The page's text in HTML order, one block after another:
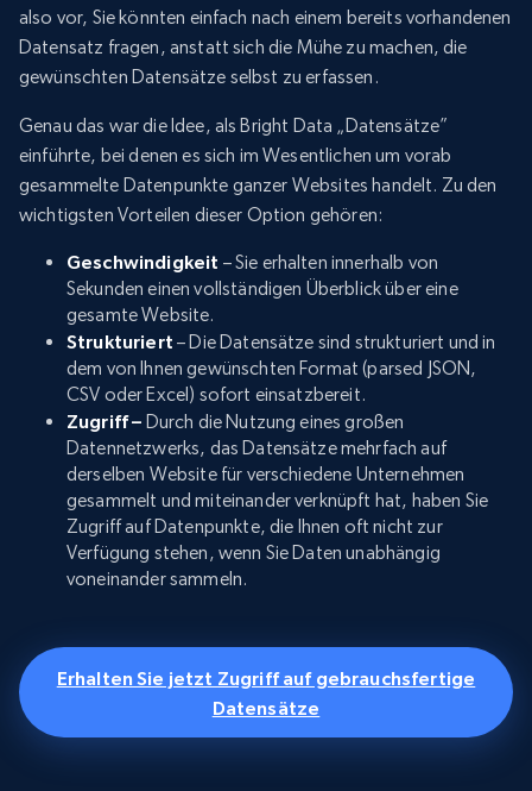
also vor, Sie könnten einfach nach einem bereits vorhandenen
Datensatz fragen, anstatt sich die Mühe zu machen, die
gewünschten Datensätze selbst zu erfassen.
Genau das war die Idee, als Bright Data „Datensätze”
einführte, bei denen es sich im Wesentlichen um vorab
gesammelte Datenpunkte ganzer Websites handelt. Zu den
wichtigsten Vorteilen dieser Option gehören:
Geschwindigkeit – Sie erhalten innerhalb von
Sekunden einen vollständigen Überblick über eine
gesamte Website.
Strukturiert – Die Datensätze sind strukturiert und in
dem von Ihnen gewünschten Format (parsed JSON,
CSV oder Excel) sofort einsatzbereit.
Zugriff – Durch die Nutzung eines großen
Datennetzwerks, das Datensätze mehrfach auf
derselben Website für verschiedene Unternehmen
gesammelt und miteinander verknüpft hat, haben Sie
Zugriff auf Datenpunkte, die Ihnen oft nicht zur
Verfügung stehen, wenn Sie Daten unabhängig
voneinander sammeln.
Erhalten Sie jetzt Zugriff auf gebrauchsfertige
Datensätze